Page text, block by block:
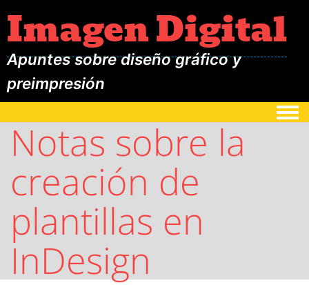
Imagen Digital
Apuntes sobre diseño gráfico y
preimpresión
Notas sobre la
creación de
plantillas en
InDesign